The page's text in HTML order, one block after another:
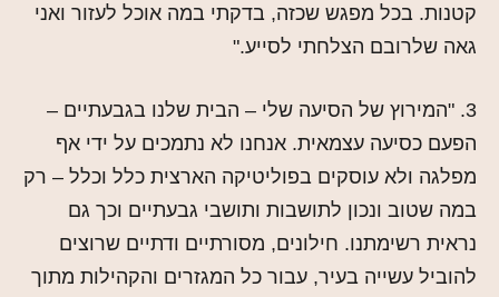
קטנות. בכל מפגש שכזה, בדקתי במה אוכל לעזור ואני
גאה שלרובם הצלחתי לסייע."
3. "המירוץ של הסיעה שלי – הבית שלנו בגבעתיים –
הפעם כסיעה עצמאית. אנחנו לא נתמכים על ידי אף
מפלגה ולא עוסקים בפוליטיקה הארצית כלל וכלל – רק
במה שטוב ונכון לתושבות ותושבי גבעתיים וכך גם
נראית רשימתנו. חילונים, מסורתיים ודתיים שרוצים
להוביל עשייה בעיר, עבור כל המגזרים והקהילות מתוך